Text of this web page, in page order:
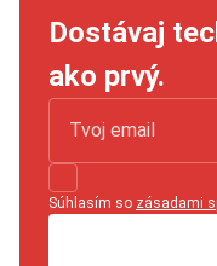
Dostávaj
ako prvý.
Súhlasím so zásadami